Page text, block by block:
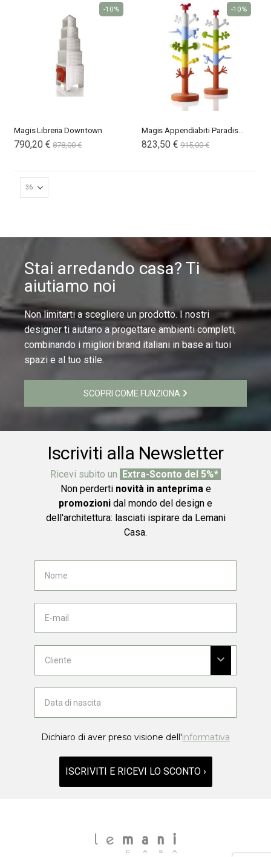
Magis Libreria Downtown
Special
Price
790,20 € 878,00 €
-10%
Magis Appendiabiti Paradise Tree
Special
Price
823,50 € 915,00 €
-10%
Stai arredando casa? Ti
aiutiamo noi
Non limitarti a scegliere un prodotto. I nostri
designer ti aiutano a progettare ambienti completi,
combinando i migliori brand italiani in base ai tuoi
spazi e al tuo stile.
SCOPRI COME FUNZIONA
Iscriviti alla Newsletter
Ricevi subito un Extra-Sconto del 5%*
Non perderti novità in anteprimae
promozioni dal mondo del design e
dell'architettura: lasciati ispirare da Lemani
Casa.
Dichiaro di aver preso visione dell'informativa
ISCRIVITI E RICEVI LO SCONTO ›